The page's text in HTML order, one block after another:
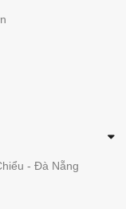
- Đà Nẵng